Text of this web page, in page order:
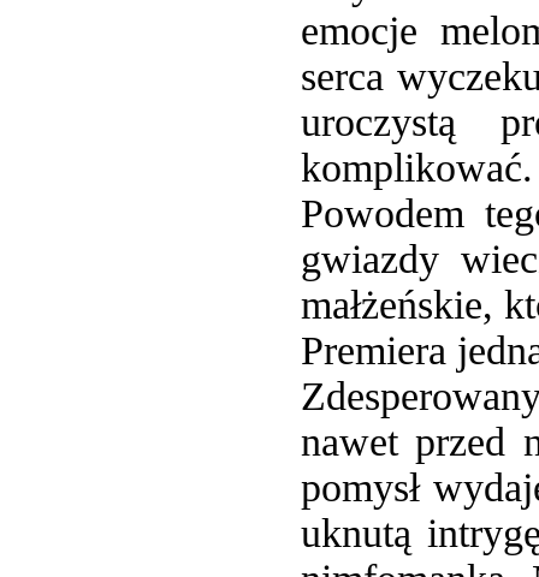
emocje
serca
uroczystą
komplikować.
Powodem
gwiazdy
małżeńskie,
Premiera
nawet przed
pomysł
uknutą